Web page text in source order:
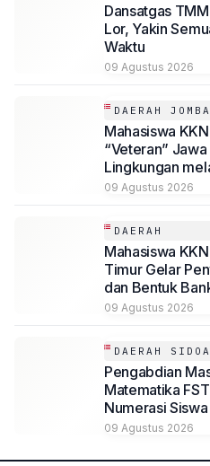
Dansatgas
Lor, Yakin
Waktu
09 Agustus 2026
DAERAH
Mahasiswa
“Veteran”
Lingkungan
Sampah dan
09 Agustus 2026
DAERAH
Mahasiswa
Timur Gelar
dan Bentuk
Penggaron
09 Agustus 2026
DAERAH
Pengabdian
Matematika
Numerasi
Integrasi
09 Agustus 2026